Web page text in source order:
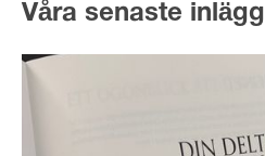
Våra senaste inlägg